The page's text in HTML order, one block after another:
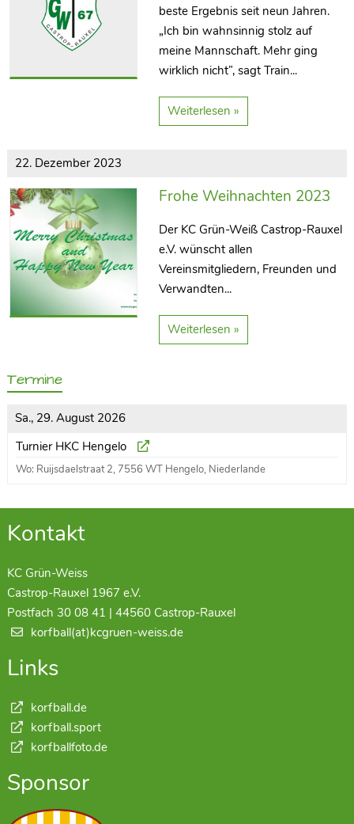
beste Ergebnis seit neun Jahren.
„Ich bin wahnsinnig stolz auf
meine Mannschaft. Mehr ging
wirklich nicht”, sagt Train...
Weiterlesen »
22. Dezember 2023
Frohe Weihnachten 2023
Der KC Grün-Weiß Castrop-Rauxel
e.V. wünscht allen
Vereinsmitgliedern, Freunden und
Verwandten...
Weiterlesen »
Termine
Sa., 29. August 2026
Turnier HKC Hengelo
Wo: Ruijsdaelstraat 2, 7556 WT Hengelo, Niederlande
Kontakt
KC Grün-Weiss
Castrop-Rauxel 1967 e.V.
Postfach 30 08 41 | 44560 Castrop-Rauxel
korfball(at)kcgruen-weiss.de
Links
korfball.de
korfball.sport
korfballfoto.de
Sponsor